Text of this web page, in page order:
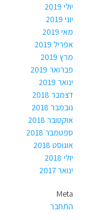
יולי 2019
יוני 2019
מאי 2019
אפריל 2019
מרץ 2019
פברואר 2019
ינואר 2019
דצמבר 2018
נובמבר 2018
אוקטובר 2018
ספטמבר 2018
אוגוסט 2018
יולי 2018
ינואר 2017
Meta
התחבר